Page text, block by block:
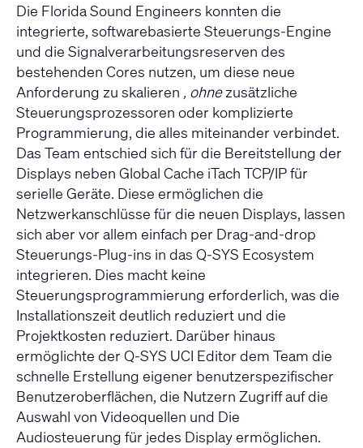
Die Florida Sound Engineers konnten die
integrierte, softwarebasierte Steuerungs-Engine
und die Signalverarbeitungsreserven des
bestehenden Cores nutzen, um diese neue
Anforderung zu skalieren , ohnezusätzliche
Steuerungsprozessoren oder komplizierte
Programmierung, die alles miteinander verbindet.
Das Team entschied sich für die Bereitstellung der
Displays neben Global Cache iTach TCP/IP für
serielle Geräte. Diese ermöglichen die
Netzwerkanschlüsse für die neuen Displays, lassen
sich aber vor allem einfach per Drag-and-drop
Steuerungs-Plug-ins in das Q-SYS Ecosystem
integrieren. Dies macht keine
Steuerungsprogrammierung erforderlich, was die
Installationszeit deutlich reduziert und die
Projektkosten reduziert. Darüber hinaus
ermöglichte der Q-SYS UCI Editor dem Team die
schnelle Erstellung eigener benutzerspezifischer
Benutzeroberflächen, die Nutzern Zugriff auf die
Auswahl von Videoquellen und Die
Audiosteuerung für jedes Display ermöglichen.